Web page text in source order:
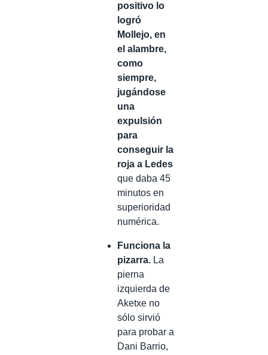
positivo lo
logró
Mollejo, en
el alambre,
como
siempre,
jugándose
una
expulsión
para
conseguir la
roja a Ledes
que daba 45
minutos en
superioridad
numérica.
Funciona la
pizarra. La
pierna
izquierda de
Aketxe no
sólo sirvió
para probar a
Dani Barrio,